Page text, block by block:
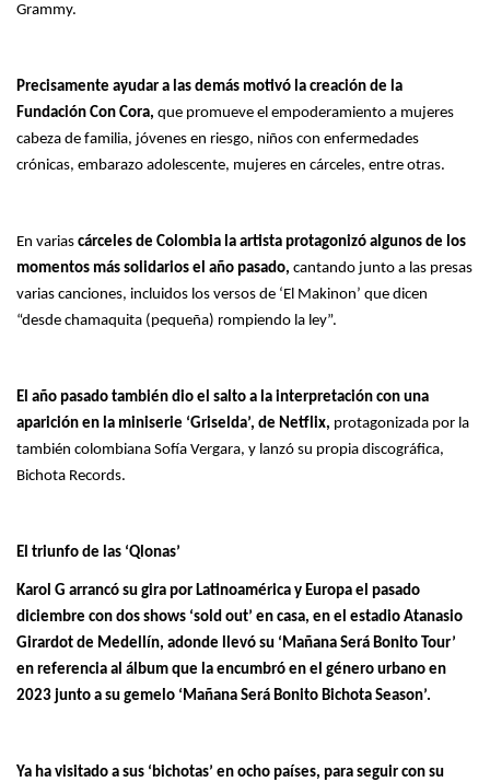
Grammy.
Precisamente ayudar a las demás motivó la creación de la
Fundación Con Cora, que promueve el empoderamiento a mujeres
cabeza de familia, jóvenes en riesgo, niños con enfermedades
crónicas, embarazo adolescente, mujeres en cárceles, entre otras.
En varias cárceles de Colombia la artista protagonizó algunos de los
momentos más solidarios el año pasado, cantando junto a las presas
varias canciones, incluidos los versos de ‘El Makinon’ que dicen
“desde chamaquita (pequeña) rompiendo la ley”.
El año pasado también dio el salto a la interpretación con una
aparición en la miniserie ‘Griselda’, de Netflix, protagonizada por la
también colombiana Sofía Vergara, y lanzó su propia discográfica,
Bichota Records.
El triunfo de las ‘Qlonas’
Karol G arrancó su gira por Latinoamérica y Europa el pasado
diciembre con dos shows ‘sold out’ en casa, en el estadio Atanasio
Girardot de Medellín, adonde llevó su ‘Mañana Será Bonito Tour’
en referencia al álbum que la encumbró en el género urbano en
2023 junto a su gemelo ‘Mañana Será Bonito Bichota Season’.
Ya ha visitado a sus ‘bichotas’ en ocho países, para seguir con su